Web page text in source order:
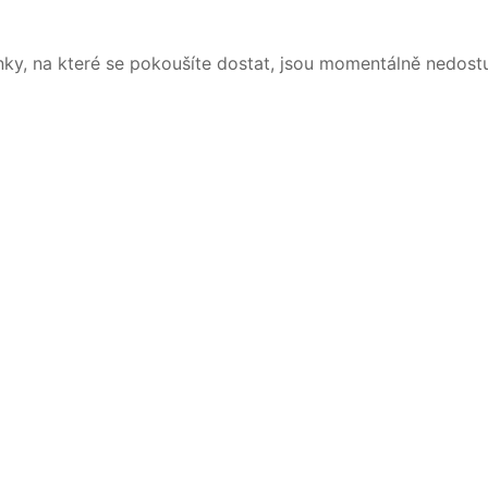
na které se pokoušíte dostat, jsou momentálně